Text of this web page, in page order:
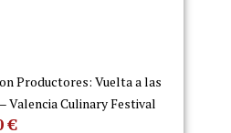
Productores: Vuelta a las
Valencia Culinary Festival
€